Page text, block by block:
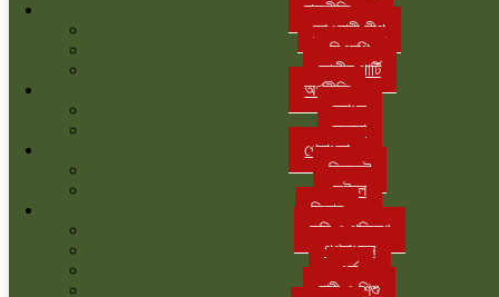
রাজনীতি
আওয়ামী লীগ
বিএনপি
জাতীয় পার্টি
অর্থনীতি
ব্যাংক
ব্যবসা
খেলাধুলা
ক্রিকেট
ফুটবল
ফিচার
কৃষি ও পরিবেশ
গণমাধ্যম
ধর্ম
নারী ও শিশু